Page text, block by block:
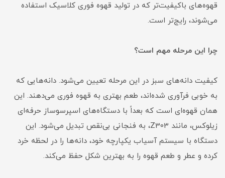
قهوه‌های باکیفیت‌تر که در تولید قهوه فوری کلاسیک استفاده
می‌شوند، رایج‌تر است.
چرا این مرحله مهم است؟
کیفیت دانه‌های سبز در این مرحله تعیین می‌شود. دانه‌هایی که
به خوبی فرآوری شده‌اند، طعم بهتری به قهوه فوری می‌دهند. این
همان قهوه‌ای است که بعداً با دستگاه‌های اسپرسوساز حرفه‌ای
زیلوکس، مانند Z303، به فنجانی بی‌نقص تبدیل می‌شود. این
دستگاه با سیستم آسیاب یکپارچه خود، دانه‌ها را در لحظه خرد
کرده و عطر و طعم قهوه را به بهترین شکل حفظ می‌کند.